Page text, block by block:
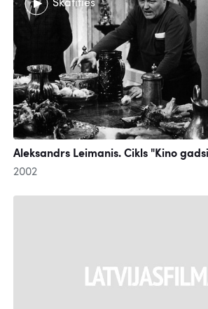
Skatīties
Aleksandrs Leimanis. Cikls "Kino
2002